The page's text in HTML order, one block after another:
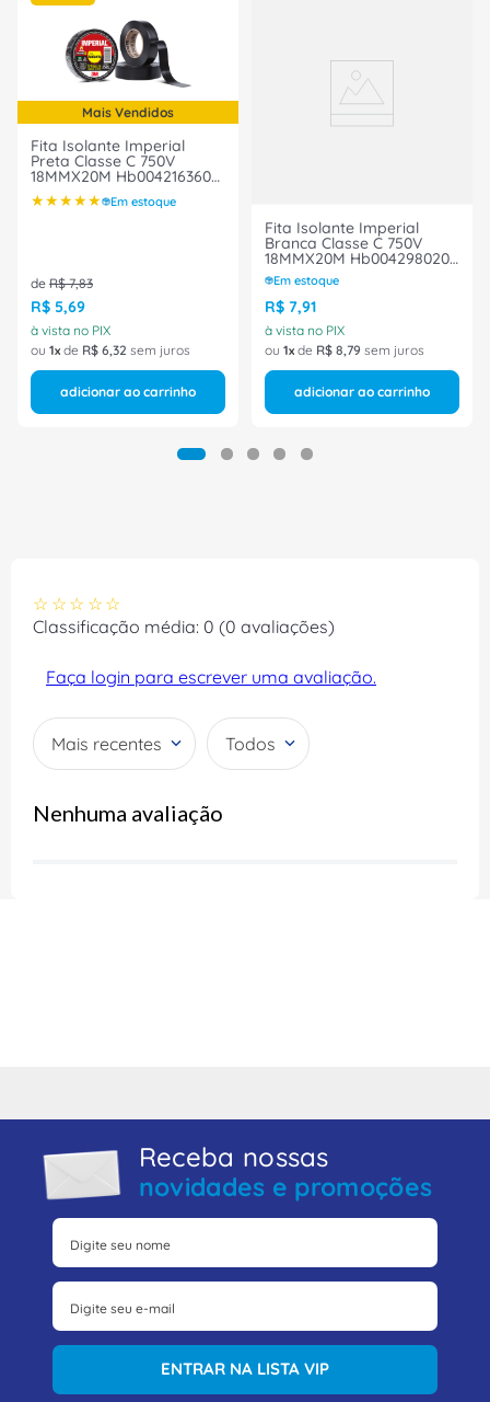
Mais Vendidos
Fita Isolante Imperial
Preta Classe C 750V
18MMX20M Hb004216360
3M
★★★★★ Em estoque
de R$ 7,83
R$ 5,69
à vista no PIX
ou 1 de R$ 6,32 sem juros
adicionar ao carrinho
Fita Isolante Imperial
Branca Classe C 750V
18MMX20M Hb004298020
3MEm estoque
R$ 7,91
à vista no PIX
ou 1 de R$ 8,79 sem juros
adicionar ao carrinho
☆ ☆ ☆ ☆ ☆
Classificação média: 0 (0 avaliações)
Faça login para escrever uma avaliação.
Mais recentes Todos
Nenhuma avaliação
Receba nossas
novidades e promoções
ENTRAR NA LISTA VIP